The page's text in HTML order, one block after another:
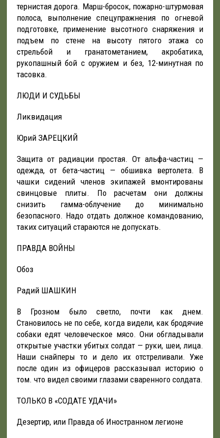
тернистая дорога. Марш-бросок, пожарно-штурмовая
полоса, выполнение спецупражнения по огневой
подготовке, применение высотного снаряжения и
подъем по стене на высоту пятого этажа со
стрельбой и гранатометанием, акробатика,
рукопашный бой с оружием и без, 12-минутная по
тасовка.
ЛЮДИ И СУДЬБЫ
Ликвидация
Юрий ЗАРЕЦКИЙ
Защита от радиации простая. От альфа-частиц —
одежда, от бета-частиц — обшивка вертолета. В
чашки сидений членов экипажей вмонтированы
свинцовые плиты. По расчетам они должны
снизить гамма-облучение до минимально
безопасного. Надо отдать должное командованию,
таких ситуаций стараются не допускать.
ПРАВДА ВОЙНЫ
Обоз
Радий ШАШКИН
В Грозном было светло, почти как днем.
Становилось не по себе, когда видели, как бродячие
собаки едят человеческое мясо. Они обгладывали
открытые участки убитых солдат — руки, шеи, лица.
Наши снайперы то и дело их отстреливали. Уже
после один из офицеров рассказывал историю о
том. что видел своими глазами сваренного солдата.
ТОЛЬКО В «СОДАТЕ УДАЧИ»
Дезертир, или Правда об Иностранном легионе